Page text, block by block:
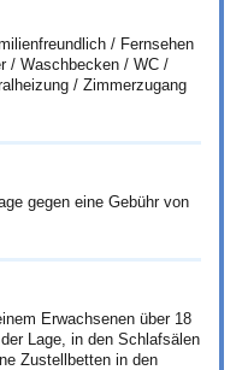
/ Fernsehen
/ Waschbecken / WC /
/ Zimmerzugang
gegen eine Gebühr von
Erwachsenen über 18
Lage, in den Schlafsälen
Zustellbetten in den